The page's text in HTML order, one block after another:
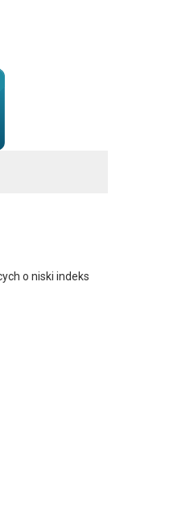
o niski indeks